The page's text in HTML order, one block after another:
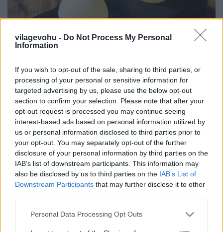
vilagevohu - Do Not Process My Personal
Information
If you wish to opt-out of the sale, sharing to third parties, or
processing of your personal or sensitive information for
targeted advertising by us, please use the below opt-out
section to confirm your selection. Please note that after your
opt-out request is processed you may continue seeing
interest-based ads based on personal information utilized by
us or personal information disclosed to third parties prior to
your opt-out. You may separately opt-out of the further
disclosure of your personal information by third parties on the
IAB’s list of downstream participants. This information may
also be disclosed by us to third parties on the IAB’s List of
Downstream Participants that may further disclose it to other
Please note that this website/app uses one or more Google
Personal Data Processing Opt Outs
Az étlap egy vers, a gasztronómia
költészet a 2 csillagos séfnőnél
világevő•2016. március 05.
Dominique Crenn ** sok mindenben volt már első:
Indonéziában az első női séf, Amerikában az első két
Michelin-csillagos nő, már kis gyerek korától a fine
dining világában nőtt fel, idén az egyetlen női
vendégséf az Ikarus-ban. Aztán étlap helyett verset